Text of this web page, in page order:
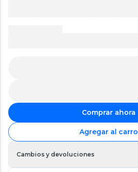
Comprar ahora
Agregar al carro
Cambios y devoluciones